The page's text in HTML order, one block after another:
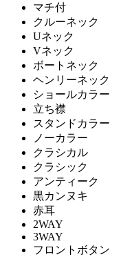
マチ付
クルーネック
Uネック
Vネック
ボートネック
ヘンリーネック
ショールカラー
立ち襟
スタンドカラー
ノーカラー
クラシカル
クラシック
アンティーク
黒カンヌキ
赤耳
2WAY
3WAY
フロントボタン